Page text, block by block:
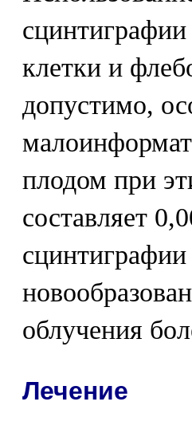
клетки и
допустимо,
плодом при
составляет
облучения
Лечение